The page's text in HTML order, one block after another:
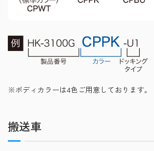
※ボディカラーは4色ご用意しております。
搬送車